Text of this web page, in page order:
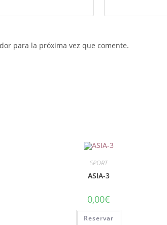
para la próxima vez que comente.
SPORT
ASIA-3
0,00€
Reservar